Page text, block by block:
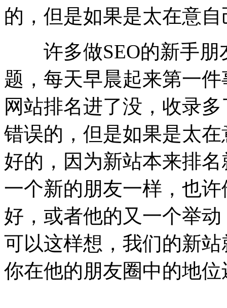
的，但是如果是太在意
许多做SEO的新手朋
题，每天早晨起来第一
网站排名进了没，收录
错误的，但是如果是太
好的，因为新站本来排
一个新的朋友一样，也
好，或者他的又一个举
可以这样想，我们的新
你在他的朋友圈中的地